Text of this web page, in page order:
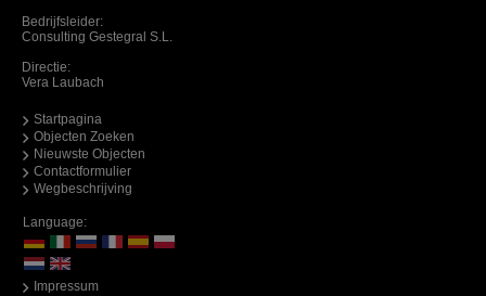
Bedrijfsleider:
Consulting Gestegral S.L.
Directie:
Vera Laubach
Startpagina
Objecten Zoeken
Nieuwste Objecten
Contactformulier
Wegbeschrijving
Language:
Impressum